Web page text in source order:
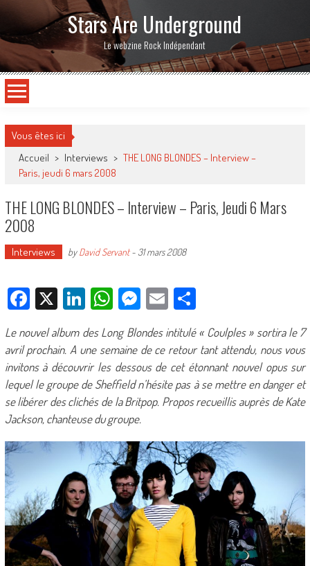
Stars Are Underground
Le webzine Rock Indépendant
Vous êtes ici
Accueil > Interviews > THE LONG BLONDES – Interview –
Paris, jeudi 6 mars 2008
THE LONG BLONDES – Interview – Paris, Jeudi 6 Mars
2008
Interviews byDavid Servant- 31 mars 2008
Facebook
X LinkedIn
WhatsApp
Messenger
EmailPartager
Le nouvel album des Long Blondes intitulé « Coulples » sortira le 7
avril prochain. A une semaine de ce retour tant attendu, nous vous
invitons à découvrir les dessous de cet étonnant nouvel opus sur
lequel le groupe de Sheffield n’hésite pas à se mettre en danger et
se libérer des clichés de la Britpop. Propos recueillis auprès de Kate
Jackson, chanteuse du groupe.